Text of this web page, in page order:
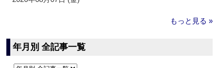
もっと見る »
年月別 全記事一覧